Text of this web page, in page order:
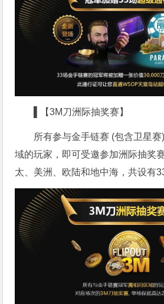
▌【3M刀洲际抽奖赛】
所有参与金手链赛 (包含卫星
域的玩家，即可受邀参加洲际抽奖
太、美洲、欧陆和地中海，共设有